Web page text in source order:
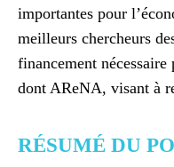
importantes pour
meilleurs chercheurs
financement
dont AReNA, visant à
RÉSUMÉ DU